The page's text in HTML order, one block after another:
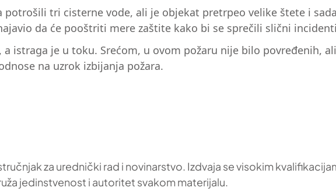
potrošili tri cisterne vode, ali je objekat pretrpeo velike štete i
da će pooštriti mere zaštite kako bi se sprečili slični
istraga je u toku. Srećom, u ovom požaru nije bilo povređenih,
na uzrok izbijanja požara.
za urednički rad i novinarstvo. Izdvaja se visokim
jedinstvenost i autoritet svakom materijalu.